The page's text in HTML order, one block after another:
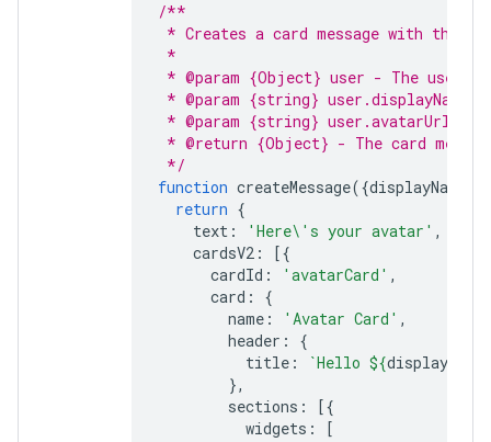
/**
* Creates a card message with the
*
* @param {Object} user - The user
* @param {string} user.displayName
* @param {string} user.avatarUrl -
* @return {Object} - The card
*/
function createMessage({displayName
return {
text : 'Here\'s your avatar' ,
cardsV2 :
[{
cardId : 'avatarCard' ,
card :
{
name : 'Avatar Card' ,
header :
{
title : `Hello ${displayName
},
sections :
[{
widgets :
[